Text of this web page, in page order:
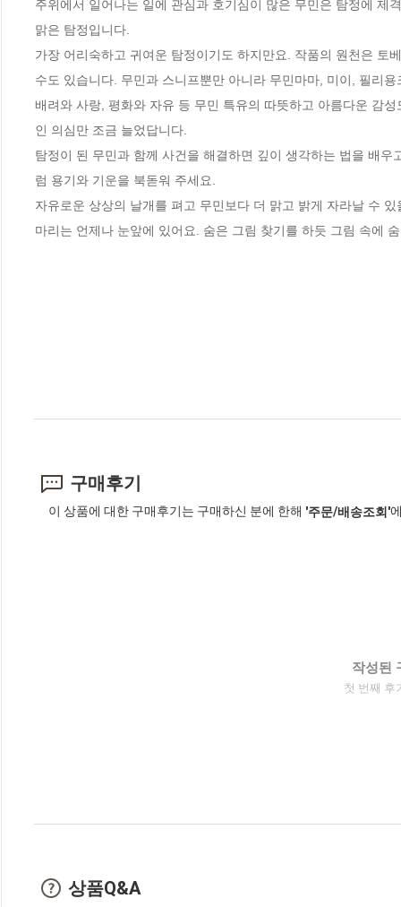
주위에서 일어나는 일에 관심과 호기심이 많은 무민은 탐정에 제
맑은 탐정입니다.
가장 어리숙하고 귀여운 탐정이기도 하지만요. 작품의 원천은 토
수도 있습니다. 무민과 스니프뿐만 아니라 무민마마, 미이, 필리
배려와 사랑, 평화와 자유 등 무민 특유의 따뜻하고 아름다운 감
인 의심만 조금 늘었답니다.
탐정이 된 무민과 함께 사건을 해결하면 깊이 생각하는 법을 배
럼 용기와 기운을 북돋워 주세요.
자유로운 상상의 날개를 펴고 무민보다 더 맑고 밝게 자라날 수
마리는 언제나 눈앞에 있어요. 숨은 그림 찾기를 하듯 그림 속에
구매후기
이 상품에 대한 구매후기는 구매하신 분에 한해 '주문/배송조회'
작성된
첫 번째 후
상품Q&A